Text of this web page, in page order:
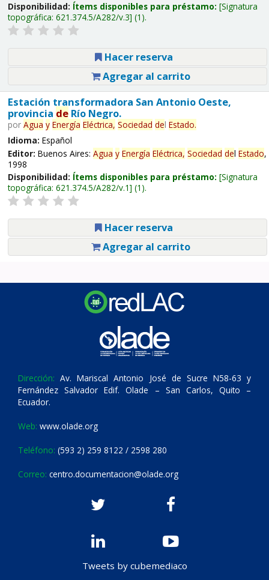
Disponibilidad: Ítems disponibles para préstamo: Signatura
topográfica: 621.374.5/A282/v.3 (1).
Hacer reserva
Agregar al carrito
Estación transformadora San Antonio Oeste,
provincia deRío Negro.
por Agua y Energía Eléctrica, Sociedad del Estado.
Idioma: Español
Editor: Buenos Aires: Agua y Energía Eléctrica, Sociedad del Estado,
1998
Disponibilidad: Ítems disponibles para préstamo: Signatura
topográfica: 621.374.5/A282/v.1 (1).
Hacer reserva
Agregar al carrito
Dirección: Av. Mariscal Antonio José de Sucre N58-63 y
Fernández Salvador Edif. Olade – San Carlos, Quito –
Ecuador.
Web: www.olade.org
Teléfono: (593 2) 259 8122 / 2598 280
Correo: centro.documentacion@olade.org
Tweets by cubemediaco